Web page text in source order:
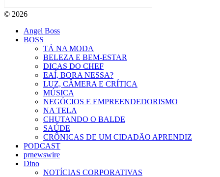
© 2026
Angel Boss
BOSS
TÁ NA MODA
BELEZA E BEM-ESTAR
DICAS DO CHEF
EAÍ, BORA NESSA?
LUZ, CÂMERA E CRÍTICA
MÚSICA
NEGÓCIOS E EMPREENDEDORISMO
NA TELA
CHUTANDO O BALDE
SAÚDE
CRÔNICAS DE UM CIDADÃO APRENDIZ
PODCAST
prnewswire
Dino
NOTÍCIAS CORPORATIVAS